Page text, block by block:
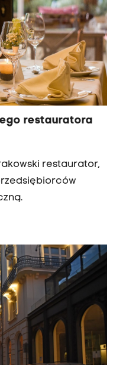
restauratora
restaurator,